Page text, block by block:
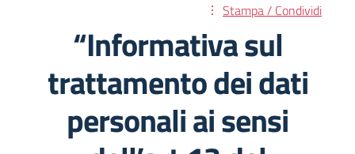
Stampa / Condividi
“Informativa sul
trattamento dei dati
personali ai sensi